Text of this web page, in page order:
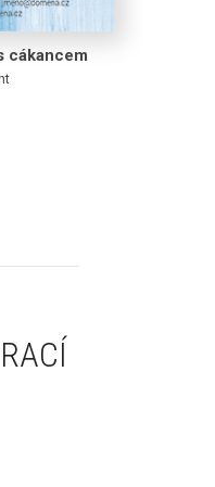
cákancem